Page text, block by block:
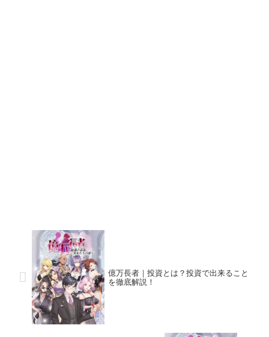
億万長者｜投資とは？投資で出来ること
を徹底解説！